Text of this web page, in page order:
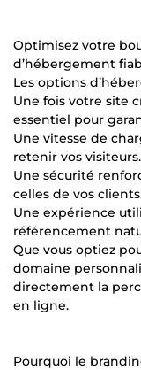
Optimisez votre
d’hébergement
Les options
Une fois votre site
essentiel pour
Une vitesse de
retenir vos visiteurs.
Une sécurité
celles de vos
Une expérience
référencement
Que vous optiez
domaine
directement la
en ligne.
Pourquoi le